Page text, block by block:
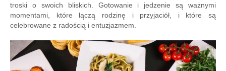
troski o swoich bliskich. Gotowanie i jedzenie są ważnymi
momentami, które łączą rodzinę i przyjaciół, i które są
celebrowane z radością i entuzjazmem.